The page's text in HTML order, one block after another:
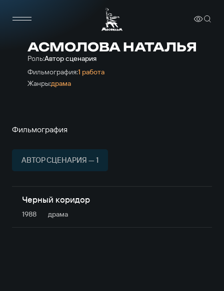
АСМОЛОВА НАТАЛЬЯ
Роль:Автор сценария
Фильмография:1 работа
Жанры:драма
Фильмография
АВТОР СЦЕНАРИЯ — 1
Черный коридор
1988 драма